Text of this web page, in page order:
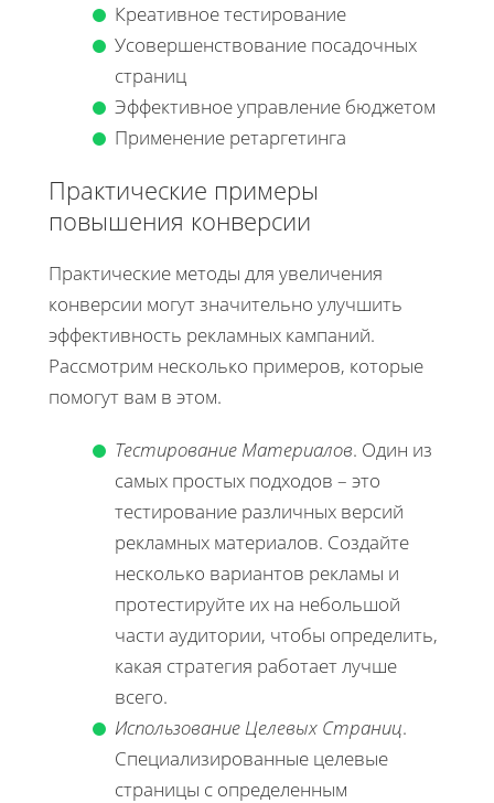
Креативное тестирование
Усовершенствование посадочных
страниц
Эффективное управление бюджетом
Применение ретаргетинга
Практические примеры
повышения конверсии
Практические методы для увеличения
конверсии могут значительно улучшить
эффективность рекламных кампаний.
Рассмотрим несколько примеров, которые
помогут вам в этом.
Тестирование Материалов. Один из
самых простых подходов – это
тестирование различных версий
рекламных материалов. Создайте
несколько вариантов рекламы и
протестируйте их на небольшой
части аудитории, чтобы определить,
какая стратегия работает лучше
всего.
Использование Целевых Страниц.
Специализированные целевые
страницы с определенным